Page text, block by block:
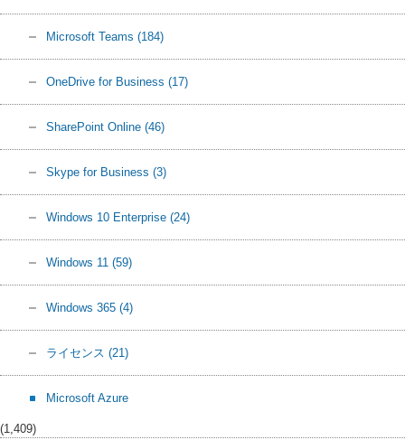
Microsoft Teams (184)
OneDrive for Business (17)
SharePoint Online (46)
Skype for Business (3)
Windows 10 Enterprise (24)
Windows 11 (59)
Windows 365 (4)
ライセンス (21)
Microsoft Azure
(1,409)